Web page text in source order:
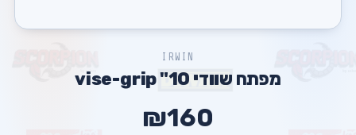
IRWIN
מפתח שוודי 10" vise-grip
₪160